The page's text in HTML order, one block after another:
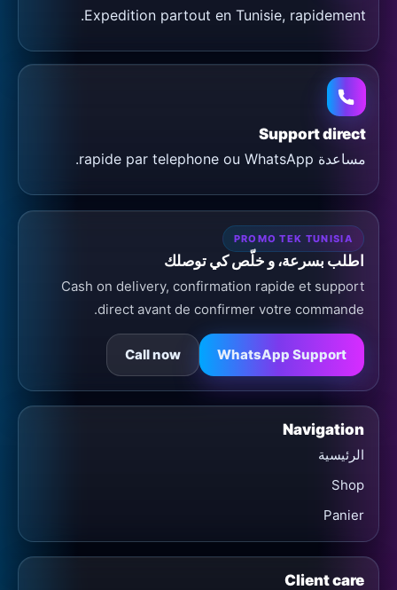
Expedition partout en Tunisie, rapidement.
Support direct
مساعدة rapide par telephone ou WhatsApp.
PROMO TEK TUNISIA
اطلب بسرعة، و خلّص كي توصلك
Cash on delivery, confirmation rapide et support
direct avant de confirmer votre commande.
WhatsApp Support
Call now
Navigation
الرئيسية
Shop
Panier
Client care